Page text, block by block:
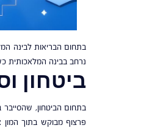
בתחום הבריאות לבינה
נרחב בבינה המלאכותית
ביטחון
בתחום הביטחון,
פרצוף מבוקש בתוך המון